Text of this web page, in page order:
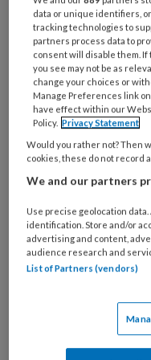
21 MAART 2022
Wat we
professie
21 MAART 2022
Meer
met
en
JAN
Het wordt
data or unique identifiers,
tracking technologies to
partners process data to
consent will disable them.
you see may not be as
change your choices or
Manage Preferences link
have effect within our
Policy. Privacy Statement
Would you rather not? Then
cookies, these do not record
We and our partners
Use precise geolocation
identification. Store and/or
advertising and content,
audience research and
List of Partners (vendors)